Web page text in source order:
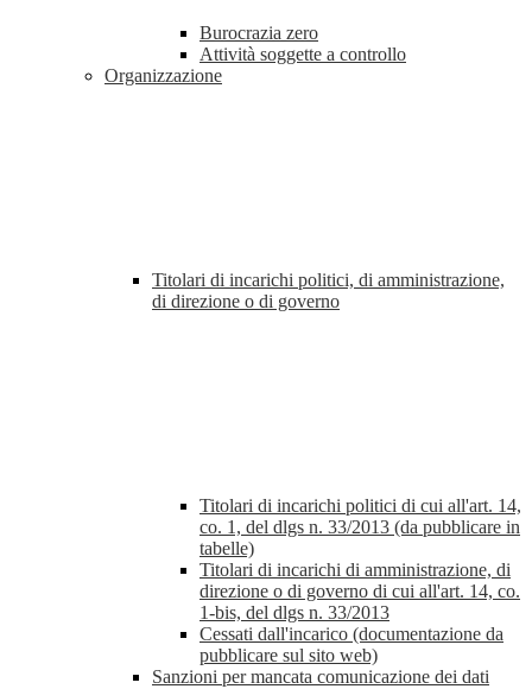
Burocrazia zero
Attività soggette a controllo
Organizzazione
Titolari di incarichi politici, di amministrazione,
di direzione o di governo
Titolari di incarichi politici di cui all'art. 14,
co. 1, del dlgs n. 33/2013 (da pubblicare in
tabelle)
Titolari di incarichi di amministrazione, di
direzione o di governo di cui all'art. 14, co.
1-bis, del dlgs n. 33/2013
Cessati dall'incarico (documentazione da
pubblicare sul sito web)
Sanzioni per mancata comunicazione dei dati